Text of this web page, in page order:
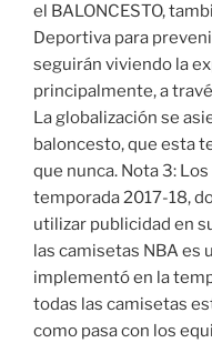
el BALONCESTO,
Deportiva para
seguirán viviendo la
principalmente, a
La globalización se
baloncesto, que esta
que nunca. Nota 3:
temporada 2017-18,
utilizar publicidad en
las camisetas NBA es
implementó en la
todas las camisetas
como pasa con los